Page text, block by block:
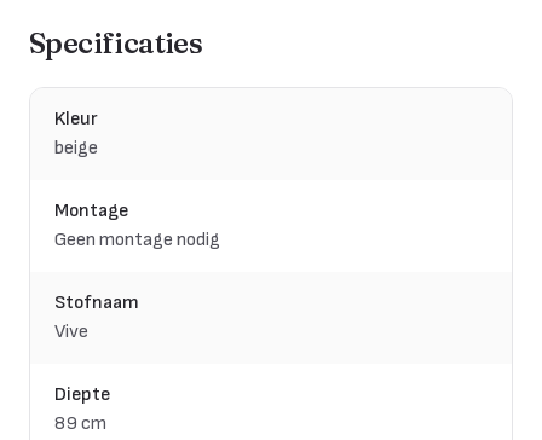
Specificaties
Kleur
beige
Montage
Geen montage nodig
Stofnaam
Vive
Diepte
89 cm